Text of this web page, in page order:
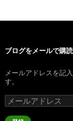
ブログをメールで購読
メールアドレスを記
す。
メ
ー
ル